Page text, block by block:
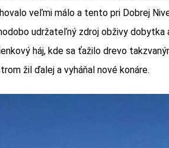
veľmi málo a tento pri Dobrej
udržateľný zdroj obživy dobytka
háj, kde sa ťažilo drevo
žil ďalej a vyháňal nové konáre.